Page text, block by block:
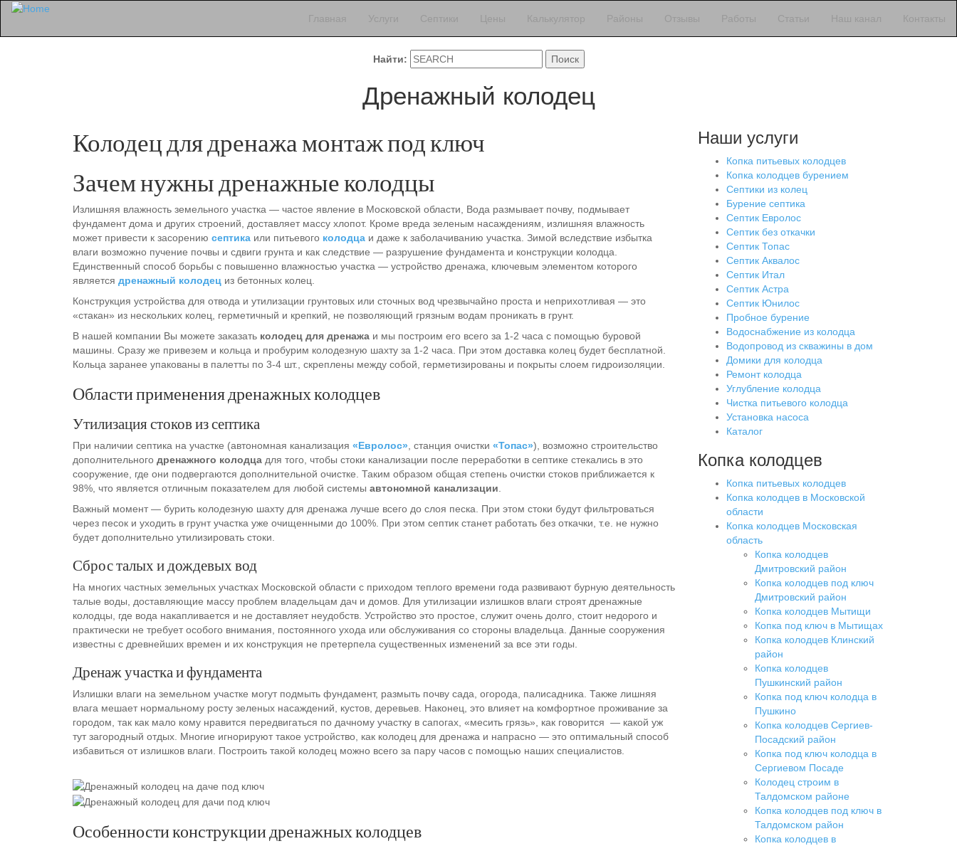
Главная Услуги Септики Цены Калькулятор Районы Отзывы Работы Статьи Наш канал Контакты
Найти:
Дренажный колодец
Колодец для дренажа монтаж под ключ
Зачем нужны дренажные колодцы
Излишняя влажность земельного участка — частое явление в Московской области, Вода размывает почву, подмывает
фундамент дома и других строений, доставляет массу хлопот. Кроме вреда зеленым насаждениям, излишняя влажность
может привести к засорению септика или питьевого колодца и даже к заболачиванию участка. Зимой вследствие избытка
влаги возможно пучение почвы и сдвиги грунта и как следствие — разрушение фундамента и конструкции колодца.
Единственный способ борьбы с повышенно влажностью участка — устройство дренажа, ключевым элементом которого
является дренажный колодец из бетонных колец.
Конструкция устройства для отвода и утилизации грунтовых или сточных вод чрезвычайно проста и неприхотливая — это
«стакан» из нескольких колец, герметичный и крепкий, не позволяющий грязным водам проникать в грунт.
В нашей компании Вы можете заказать колодец для дренажа и мы построим его всего за 1-2 часа с помощью буровой
машины. Сразу же привезем и кольца и пробурим колодезную шахту за 1-2 часа. При этом доставка колец будет бесплатной.
Кольца заранее упакованы в палетты по 3-4 шт., скреплены между собой, герметизированы и покрыты слоем гидроизоляции.
Области применения дренажных колодцев
Утилизация стоков из септика
При наличии септика на участке (автономная канализация «Евролос» , станция очистки «Топас»), возможно строительство
дополнительного дренажного колодца для того, чтобы стоки канализации после переработки в септике стекались в это
сооружение, где они подвергаются дополнительной очистке. Таким образом общая степень очистки стоков приближается к
98%, что является отличным показателем для любой системы автономной канализации
Важный момент — бурить колодезную шахту для дренажа лучше всего до слоя песка. При этом стоки будут фильтроваться
через песок и уходить в грунт участка уже очищенными до 100%. При этом септик станет работать без откачки, т.е. не нужно
будет дополнительно утилизировать стоки.
Сброс талых и дождевых вод
На многих частных земельных участках Московской области с приходом теплого времени года развивают бурную деятельность
талые воды, доставляющие массу проблем владельцам дач и домов. Для утилизации излишков влаги строят дренажные
колодцы, где вода накапливается и не доставляет неудобств. Устройство это простое, служит очень долго, стоит недорого и
практически не требует особого внимания, постоянного ухода или обслуживания со стороны владельца. Данные сооружения
известны с древнейших времен и их конструкция не претерпела существенных изменений за все эти годы.
Дренаж участка и фундамента
Излишки влаги на земельном участке могут подмыть фундамент, размыть почву сада, огорода, палисадника. Также лишняя
влага мешает нормальному росту зеленых насаждений, кустов, деревьев. Наконец, это влияет на комфортное проживание за
городом, так как мало кому нравится передвигаться по дачному участку в сапогах, «месить грязь», как говорится — какой уж
тут загородный отдых. Многие игнорируют такое устройство, как колодец для дренажа и напрасно — это оптимальный способ
избавиться от излишков влаги. Построить такой колодец можно всего за пару часов с помощью наших специалистов.
Особенности конструкции дренажных колодцев
Наши услуги
Копка питьевых колодцев
Копка колодцев бурением
Септики из колец
Бурение септика
Септик Евролос
Септик без откачки
Септик Топас
Септик Аквалос
Септик Итал
Септик Астра
Септик Юнилос
Пробное бурение
Водоснабжение из колодца
Водопровод из скважины в дом
Домики для колодца
Ремонт колодца
Углубление колодца
Чистка питьевого колодца
Установка насоса
Каталог
Копка колодцев
Копка питьевых колодцев
Копка колодцев в Московской
области
Копка колодцев Московская
область
Копка колодцев
Дмитровский район
Копка колодцев под ключ
Дмитровский район
Копка колодцев Мытищи
Копка под ключ в Мытищах
Копка колодцев Клинский
район
Копка колодцев
Пушкинский район
Копка под ключ колодца в
Пушкино
Копка колодцев Сергиев-
Посадский район
Копка под ключ колодца в
Сергиевом Посаде
Колодец строим в
Талдомском районе
Копка колодцев под ключ в
Талдомском район
Копка колодцев в